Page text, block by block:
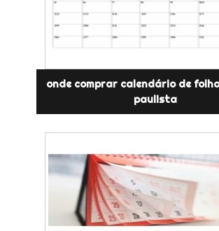
onde comprar calendário de
paulista